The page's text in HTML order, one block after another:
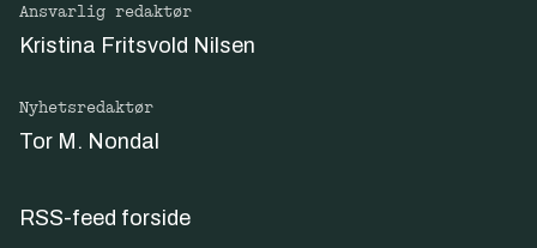
Ansvarlig redaktør
Kristina Fritsvold Nilsen
Nyhetsredaktør
Tor M. Nondal
RSS-feed forside